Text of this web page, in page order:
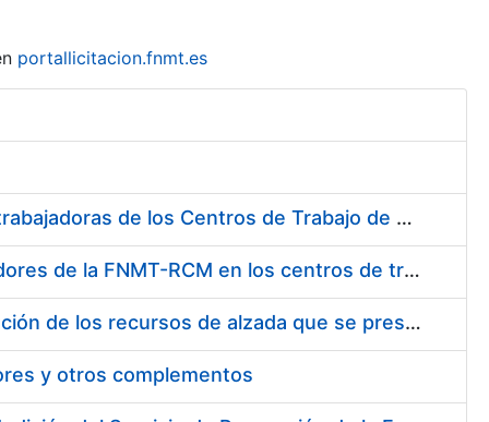
portallicitacion.fnmt.es
Suministro de Protectores Auditivos a medida para las personas trabajadoras de los Centros de Trabajo de Madrid y Burgos
Suministro de gafas graduadas antiproyecciones para los trabajadores de la FNMT-RCM en los centros de trabajo de Madrid y Burgos
Servicios de una empresa externa para el asesoramiento y resolución de los recursos de alzada que se presentan relacionados con procesos de selección para la FNMT-RCM
y otros complementos